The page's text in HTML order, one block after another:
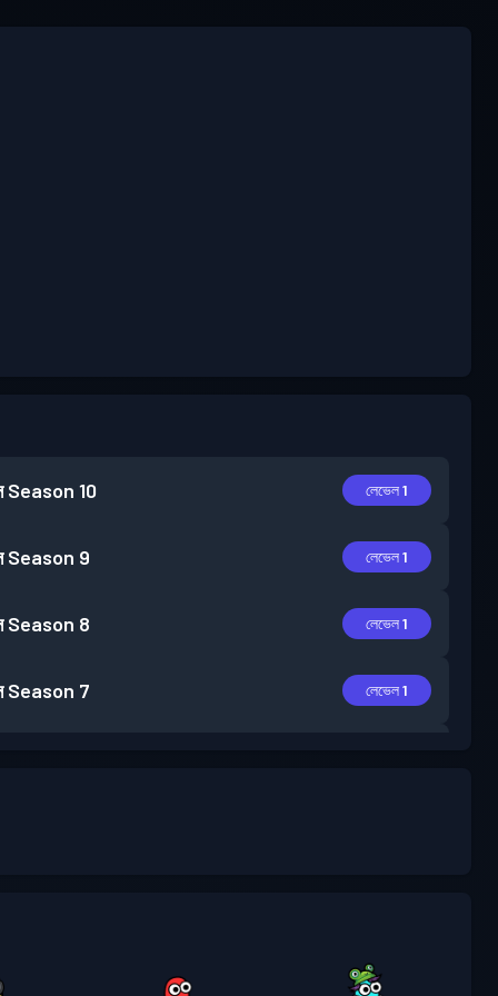
Season 10 লেভেল 1
Season 9 লেভেল 1
Season 8 লেভেল 1
Season 7 লেভেল 1